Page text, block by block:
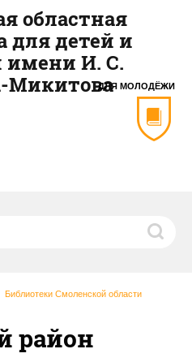
ДЛЯ МОЛОДЁЖИ
областная
для детей и
имени И. С.
Микитова
Библиотеки Смоленской области
район